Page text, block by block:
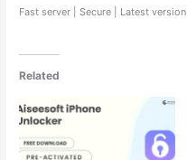
Fast server | Secure | Latest version
Related